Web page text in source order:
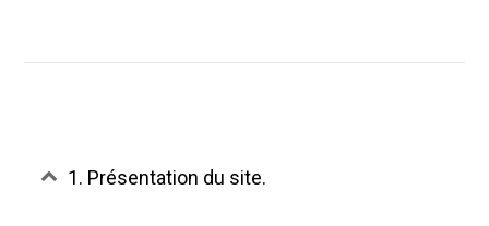
1. Présentation du site.